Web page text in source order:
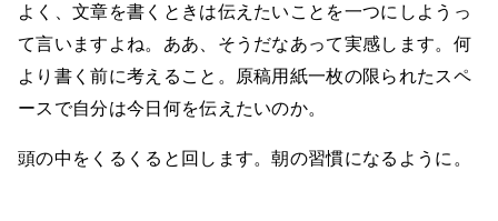
よく、文章を書くときは伝えたいことを一つにしようっ
て言いますよね。ああ、そうだなあって実感します。何
より書く前に考えること。原稿用紙一枚の限られたスペ
ースで自分は今日何を伝えたいのか。
頭の中をくるくると回します。朝の習慣になるように。